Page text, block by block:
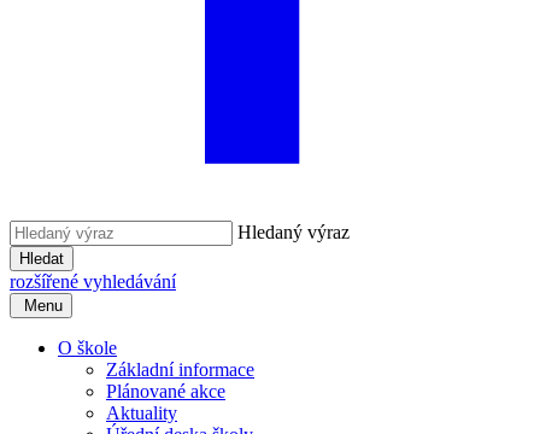
Hledaný výraz
Hledat
rozšířené vyhledávání
Menu
O škole
Základní informace
Plánované akce
Aktuality